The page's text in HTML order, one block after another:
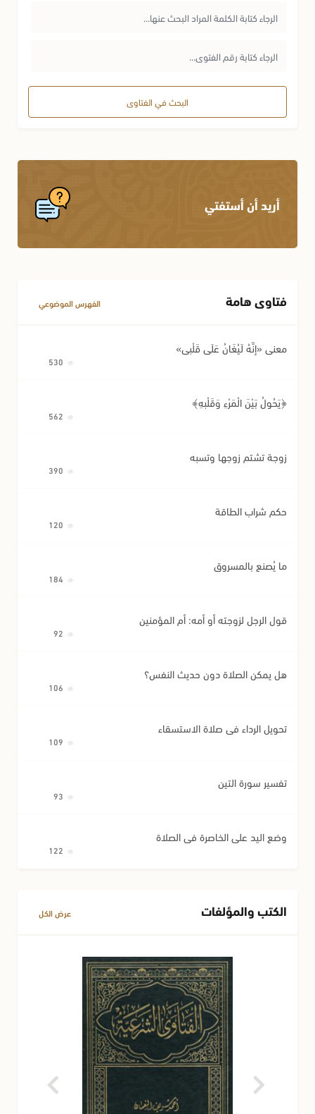
البحث في الفتاوى
أريد أن أستفتي
فتاوى هامة الفهرس الموضوعي
معنى «إِنَّهُ لَيُغَانُ عَلَى قَلْبِي»
﴿يَحُولُ بَيْنَ الْمَرْءِ وَقَلْبِهِ﴾
زوجة تشتم زوجها وتسبه
حكم شراب الطاقة
ما يُصنع بالمسروق
قول الرجل لزوجته أو أمه: أم المؤمنين
هل يمكن الصلاة دون حديث النفس؟
تحويل الرداء في صلاة الاستسقاء
تفسير سورة التين
وضع اليد على الخاصرة في الصلاة
الكتب والمؤلفات عرض الكل